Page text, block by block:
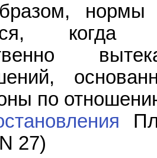
когда
по
27)